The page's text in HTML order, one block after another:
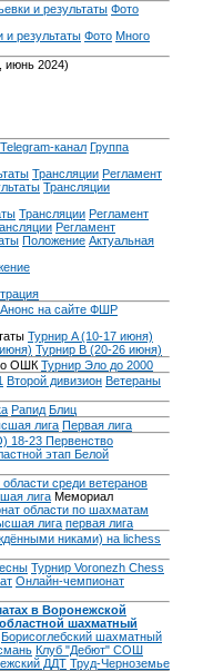
и результаты Фото
и результаты Фото Много
июнь 2024)
Telegram-канал Группа
Трансляции Регламент
Трансляции
Трансляции Регламент
Регламент
Положение Актуальная
Анонс на сайте ФШР
Турнир A (10-17 июня)
Турнир B (20-26 июня)
ОШК Турнир Эло до 2000
Второй дивизион Ветераны
Рапид Блиц
лига Первая лига
18-23 Первенство
этап Белой
среди ветеранов
лига Мемориал
области по шахматам
лига первая лига
никами) на lichess
Турнир Voronezh Chess
Онлайн-чемпионат
в Воронежской
шахматный
Борисоглебский шахматный
Клуб "Дебют" СОШ
ДДТ Труд-Черноземье